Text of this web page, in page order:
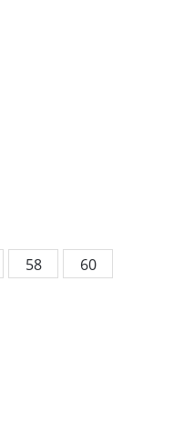
58
60